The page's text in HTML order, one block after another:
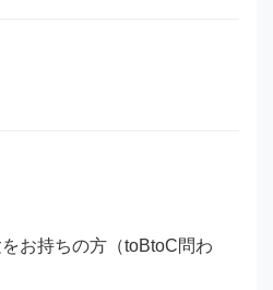
お持ちの方（toBtoC問わ